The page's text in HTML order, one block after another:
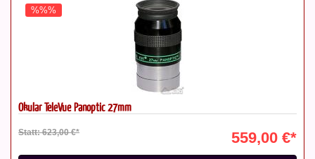
%%%
Okular TeleVue Panoptic 27mm
Statt: 623,00 €* 559,00 €*